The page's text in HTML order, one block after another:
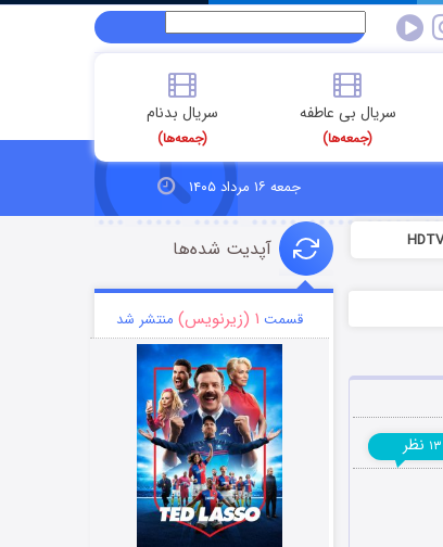
سریال بی عاطفه
(جمعه‌ها)
سریال بدنام
(جمعه‌ها)
جمعه ۱۶ مرداد ۱۴۰۵
۱۳ نظر
آپدیت شده‌ها
قسمت ۱ (زیرنویس) منتشر شد